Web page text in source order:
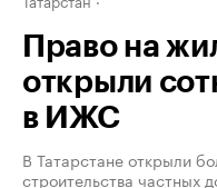
Право на
открыли
в ИЖС
В Татарстане открыли
строительства частных